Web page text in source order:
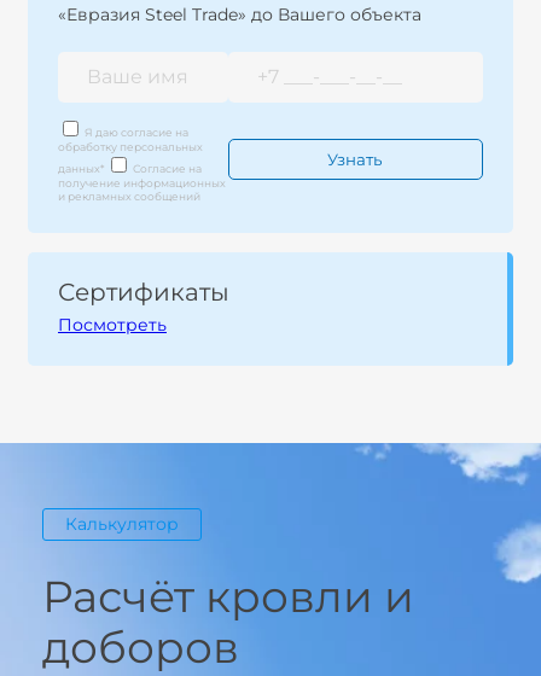
«Евразия Steel Trade» до Вашего объекта
Я даю согласие на
обработку персональных
данных*
Согласие на
получение информационных
и рекламных сообщений
Сертификаты
Посмотреть
Калькулятор
Расчёт кровли и
доборов